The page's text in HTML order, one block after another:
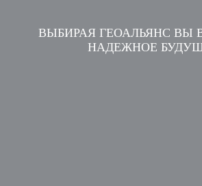
ВЫБИРАЯ ГЕОАЛЬЯНС ВЫ
НАДЕЖНОЕ